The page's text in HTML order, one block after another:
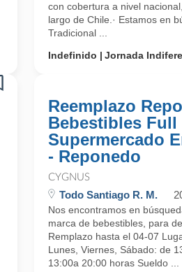
con cobertura a nivel
largo de Chile.· Estamos en
Tradicional ...
Indefinido
Jornada
Reemplazo
Bebestibles Full
Supermercado
- Reponedo
CYGNUS
Todo Santiago R. M.
Nos encontramos en
marca de bebestibles, para
Remplazo hasta el 04-07
Lunes, Viernes, Sábado: de
13:00a 20:00 horas Sueldo ...